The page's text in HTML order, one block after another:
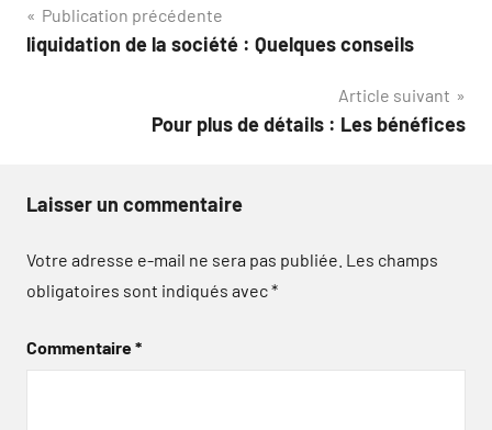
Navigation
de
Publication précédente
liquidation de la société : Quelques conseils
Article suivant
Pour plus de détails : Les bénéfices
Laisser un commentaire
Votre adresse e-mail ne sera pas publiée. Les champs
obligatoires sont indiqués avec*
Commentaire*